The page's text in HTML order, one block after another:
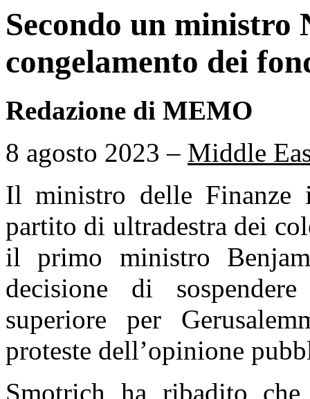
Secondo un ministro
congelamento dei
Redazione di MEMO
8 agosto 2023 – Middle
Il ministro delle Finanze
partito di ultradestra dei
il primo ministro
decisione di
superiore per
proteste dell’opinione
Smotrich ha ribadito